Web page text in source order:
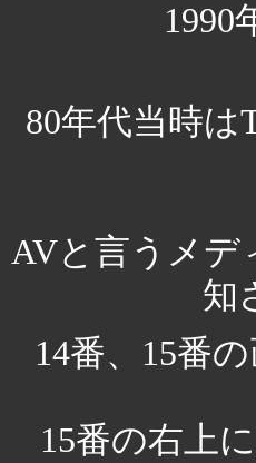
1990
80年代当時
AVと言うメデ
知
14番、15番
15番の右上